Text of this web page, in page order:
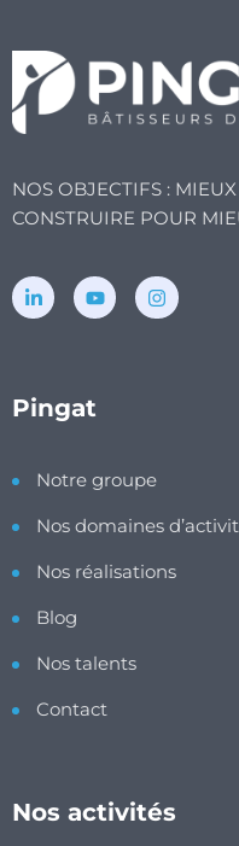
NOS OBJECTIFS :
CONSTRUIRE POUR
Pingat
Notre groupe
Nos domaines
Nos réalisations
Blog
Nos talents
Contact
Nos activités